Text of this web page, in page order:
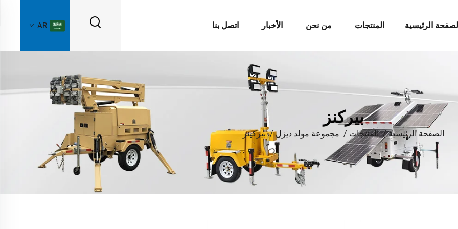
الرئيسية المنتجات من نحن الأخبار اتصل بنا AR
بيركنز
الصفحة الرئيسية/المنتجات / مجموعة مولد ديزل/بيركينز